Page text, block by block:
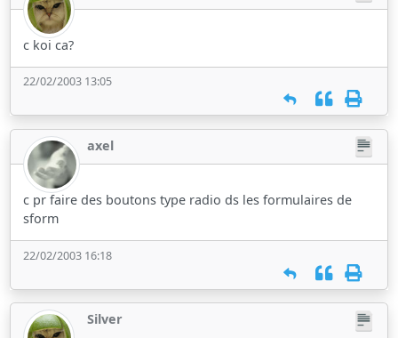
c koi ca?
22/02/2003 13:05
axel
c pr faire des boutons type radio ds les formulaires de
sform
22/02/2003 16:18
Silver